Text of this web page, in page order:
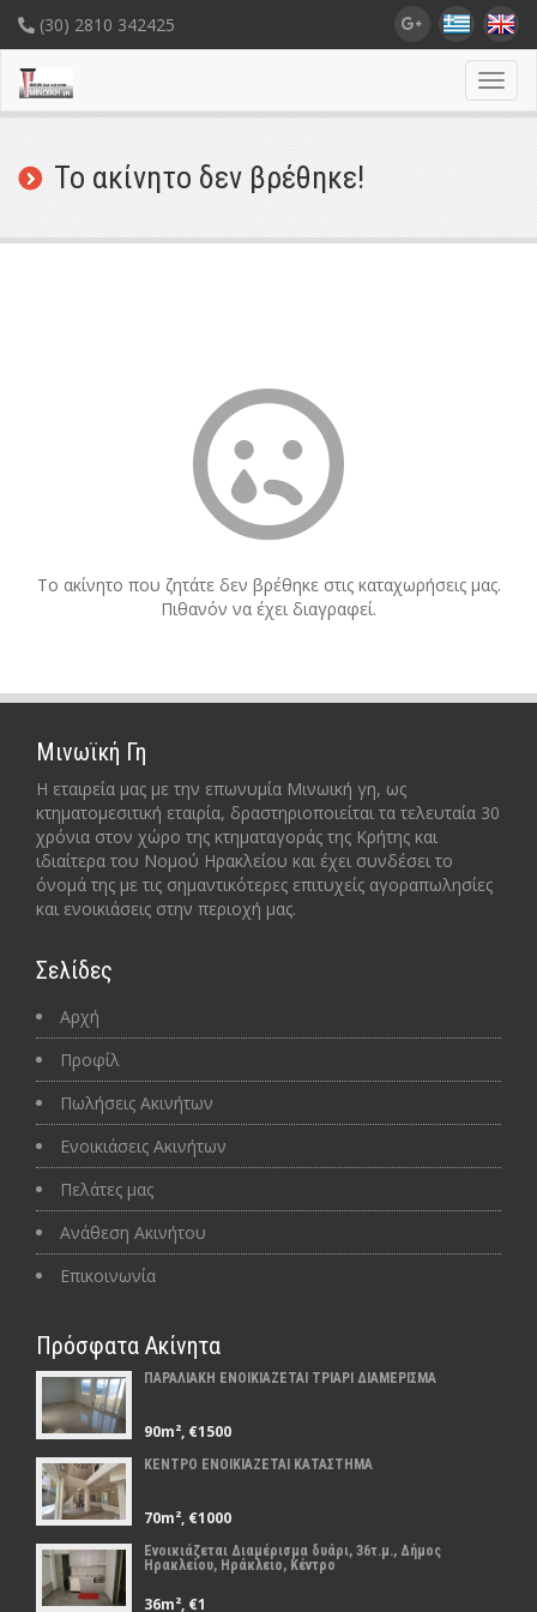
(30) 2810 342425
Το ακίνητο δεν βρέθηκε!
Το ακίνητο που ζητάτε δεν βρέθηκε στις καταχωρήσεις μας.
Πιθανόν να έχει διαγραφεί.
Μινωϊκή Γη
Η εταιρεία μας με την επωνυμία Μινωική γη, ως
κτηματομεσιτική εταιρία, δραστηριοποιείται τα τελευταία 30
χρόνια στον χώρο της κτηματαγοράς της Κρήτης και
ιδιαίτερα του Νομού Ηρακλείου και έχει συνδέσει το
όνομά της με τις σημαντικότερες επιτυχείς αγοραπωλησίες
και ενοικιάσεις στην περιοχή μας.
Σελίδες
Αρχή
Προφίλ
Πωλήσεις Ακινήτων
Ενοικιάσεις Ακινήτων
Πελάτες μας
Ανάθεση Ακινήτου
Επικοινωνία
Πρόσφατα Ακίνητα
ΠΑΡΑΛΙΑΚΗ ΕΝΟΙΚΙΑΖΕΤΑΙ ΤΡΙΑΡΙ ΔΙΑΜΕΡΙΣΜΑ
90m², €1500
ΚΕΝΤΡΟ ΕΝΟΙΚΙΑΖΕΤΑΙ ΚΑΤΑΣΤΗΜΑ
70m², €1000
Ενοικιάζεται Διαμέρισμα δυάρι, 36τ.μ., Δήμος
Ηρακλείου, Ηράκλειο, Κέντρο
36m², €1